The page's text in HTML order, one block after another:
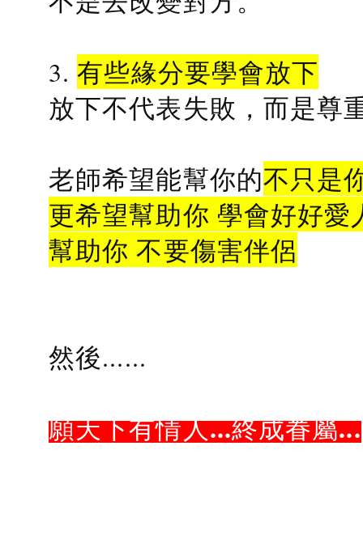
3.有些緣分要學會放下
放下不代表失敗，而是尊
老師希望能幫你的不只是
更希望幫助你 學會好好愛
幫助你 不要傷害伴侶
然後......
願天下有情人...終成眷屬...